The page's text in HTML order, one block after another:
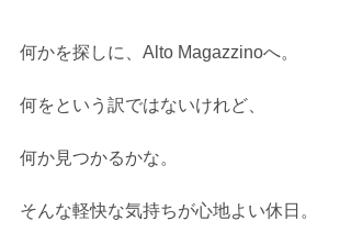
何かを探しに、Alto Magazzinoへ。
何をという訳ではないけれど、
何か見つかるかな。
そんな軽快な気持ちが心地よい休日。